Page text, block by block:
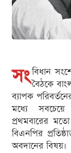
সং বিধান
বৈঠকে
ব্যাপক
মধ্যে সবচেয়ে
প্রথমবারের মতো
বিএনপির
অবদানের বিষয়।